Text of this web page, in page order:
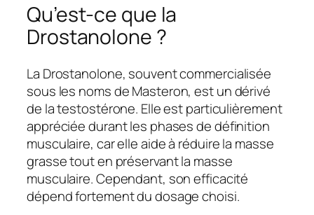
Qu’est-ce que la
Drostanolone ?
La Drostanolone, souvent commercialisée
sous les noms de Masteron, est un dérivé
de la testostérone. Elle est particulièrement
appréciée durant les phases de définition
musculaire, car elle aide à réduire la masse
grasse tout en préservant la masse
musculaire. Cependant, son efficacité
dépend fortement du dosage choisi.